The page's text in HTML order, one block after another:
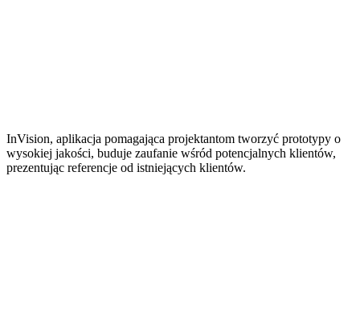
InVision, aplikacja pomagająca projektantom tworzyć prototypy o
wysokiej jakości, buduje zaufanie wśród potencjalnych klientów,
prezentując referencje od istniejących klientów.